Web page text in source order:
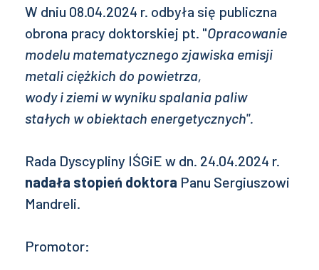
W dniu 08.04.2024 r. odbyła się publiczna
obrona pracy doktorskiej pt. "Opracowanie
modelu matematycznego zjawiska emisji
metali ciężkich do powietrza,
wody i ziemi w wyniku spalania paliw
stałych w obiektach energetycznych".
Rada Dyscypliny IŚGiE w dn. 24.04.2024 r.
nadała stopień doktora Panu Sergiuszowi
Mandreli.
Promotor: